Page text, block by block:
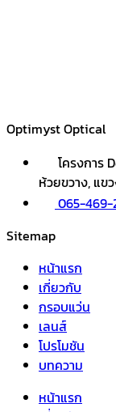
Optimyst Optical
โครงการ
ห้วยขวาง, แข
065-469-
Sitemap
หน้าแรก
เกี่ยวกับ
กรอบแว่น
เลนส์
โปรโมชัน
บทความ
หน้าแรก